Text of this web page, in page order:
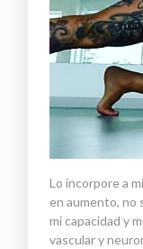
Lo incorpore a
en aumento, no
mi capacidad y
vascular yn